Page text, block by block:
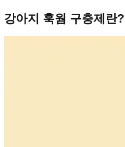
강아지 훅웜 구충제란?